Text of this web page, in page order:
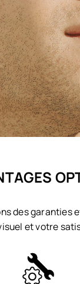
des garanties
et votre